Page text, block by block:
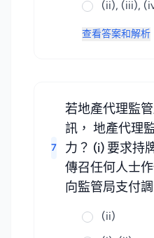
(ii), (iii),
查看答案和解析
7
若地產代理監
訊， 地產代理
力？ (i) 要求持
傳召任何人士
向監管局支付
(ii)